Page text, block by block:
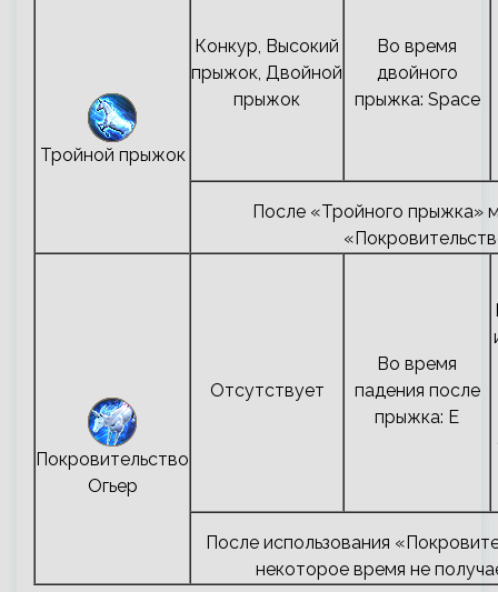
Тройной прыжок
Конкур, Высокий
прыжок, Двойной
прыжок
Во время
двойного
прыжка: Space
После «Тройного прыжка»
Покровительство
Огьер
Отсутствует
Во время
падения после
прыжка: E
После использования
некоторое время не